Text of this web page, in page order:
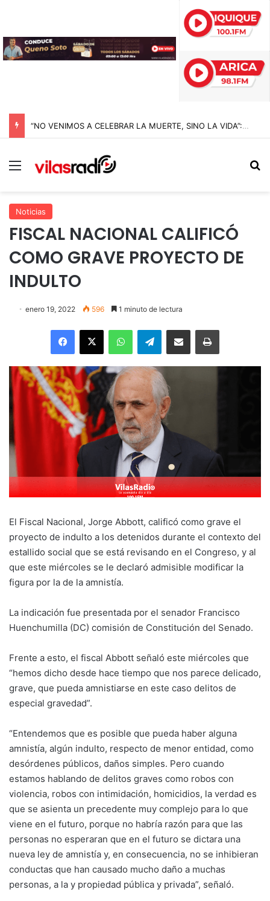
“NO VENIMOS A CELEBRAR LA MUERTE, SINO LA VIDA”: LA EMOTIVA ROMERÍA AL CEMENTERIO QUE MARCA EL CORAZÓN DE LA FIESTA DE SAN LORENZO
Menú
Noticias
FISCAL NACIONAL CALIFICÓ
COMO GRAVE PROYECTO DE
INDULTO
enero 19, 2022 596 1 minuto de lectura
Facebook
X WhatsAppTelegramEnviar vía email Imprimir
El Fiscal Nacional, Jorge Abbott, calificó como grave el
proyecto de indulto a los detenidos durante el contexto del
estallido social que se está revisando en el Congreso, y al
que este miércoles se le declaró admisible modificar la
figura por la de la amnistía.
La indicación fue presentada por el senador Francisco
Huenchumilla (DC) comisión de Constitución del Senado.
Frente a esto, el fiscal Abbott señaló este miércoles que
“hemos dicho desde hace tiempo que nos parece delicado,
grave, que pueda amnistiarse en este caso delitos de
especial gravedad”.
“Entendemos que es posible que pueda haber alguna
amnistía, algún indulto, respecto de menor entidad, como
desórdenes públicos, daños simples. Pero cuando
estamos hablando de delitos graves como robos con
violencia, robos con intimidación, homicidios, la verdad es
que se asienta un precedente muy complejo para lo que
viene en el futuro, porque no habría razón para que las
personas no esperaran que en el futuro se dictara una
nueva ley de amnistía y, en consecuencia, no se inhibieran
conductas que han causado mucho daño a muchas
personas, a la y propiedad pública y privada”, señaló.